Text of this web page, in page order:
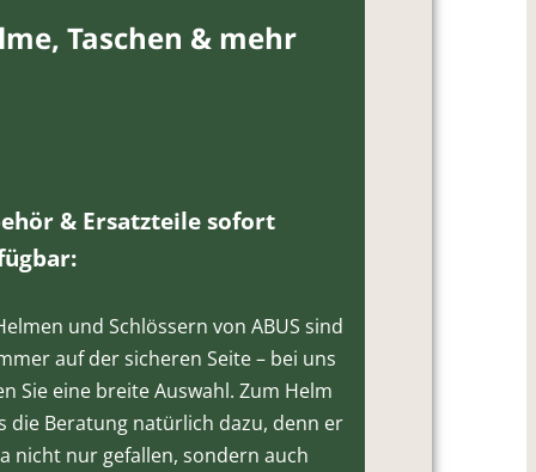
Taschen & mehr
& Ersatzteile sofort
und Schlössern von ABUS sind
auf der sicheren Seite – bei uns
Sie eine breite Auswahl. Zum Helm
die Beratung natürlich dazu, denn er
nicht nur gefallen, sondern auch